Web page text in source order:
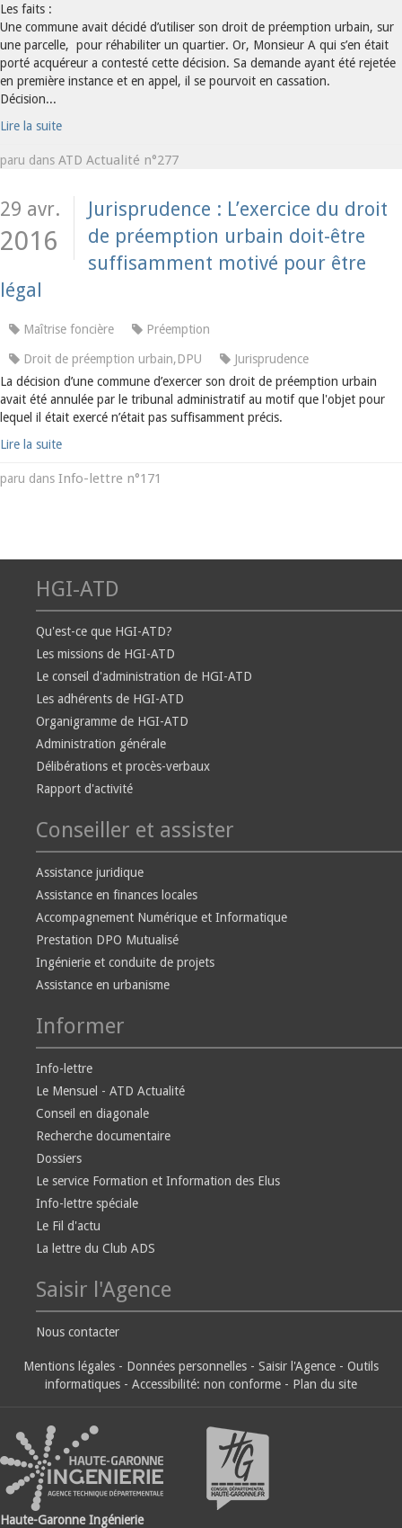
Les faits :
Une commune avait décidé d’utiliser son droit de préemption urbain, sur
une parcelle, pour réhabiliter un quartier. Or, Monsieur A qui s’en était
porté acquéreur a contesté cette décision. Sa demande ayant été rejetée
en première instance et en appel, il se pourvoit en cassation.
Décision...
Lire la suite
paru dans ATD Actualité n°277
29 avr.
2016
Jurisprudence : L’exercice du droit
de préemption urbain doit-être
suffisamment motivé pour être
légal
Maîtrise foncière Préemption
Droit de préemption urbain,DPU
Jurisprudence
La décision d’une commune d’exercer son droit de préemption urbain
avait été annulée par le tribunal administratif au motif que l'objet pour
lequel il était exercé n’était pas suffisamment précis.
Lire la suite
paru dans Info-lettre n°171
HGI-ATD
Qu'est-ce que HGI-ATD?
Les missions de HGI-ATD
Le conseil d'administration de HGI-ATD
Les adhérents de HGI-ATD
Organigramme de HGI-ATD
Administration générale
Délibérations et procès-verbaux
Rapport d'activité
Conseiller et assister
Assistance juridique
Assistance en finances locales
Accompagnement Numérique et Informatique
Prestation DPO Mutualisé
Ingénierie et conduite de projets
Assistance en urbanisme
Informer
Info-lettre
Le Mensuel - ATD Actualité
Conseil en diagonale
Recherche documentaire
Dossiers
Le service Formation et Information des Elus
Info-lettre spéciale
Le Fil d'actu
La lettre du Club ADS
Saisir l'Agence
Nous contacter
Mentions légales - Données personnelles - Saisir l'Agence - Outils
informatiques - Accessibilité: non conforme - Plan du site
Haute-Garonne Ingénierie